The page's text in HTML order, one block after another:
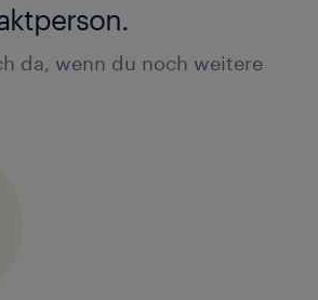
da, wenn du noch weitere